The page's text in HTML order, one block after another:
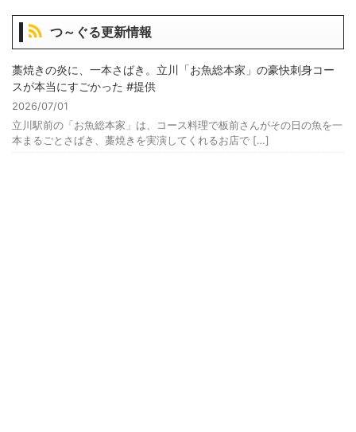
つ～ぐる更新情報
藁焼きの炎に、一本さばき。立川「お魚総本家」の豪快刺身コー
スが本当にすごかった #提供
2026/07/01
立川駅前の「お魚総本家」は、コース料理で板前さんがその日の魚を一
本まるごとさばき、藁焼きを実演してくれるお店で […]